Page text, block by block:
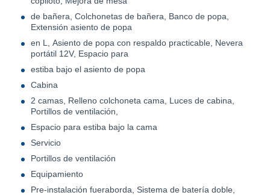
de bañera, Colchonetas de bañera, Banco de popa,
Extensión asiento de popa
en L, Asiento de popa con respaldo practicable, Nevera
portátil 12V, Espacio para
estiba bajo el asiento de popa
Cabina
2 camas, Relleno colchoneta cama, Luces de cabina,
Portillos de ventilación,
Espacio para estiba bajo la cama
Servicio
Portillos de ventilación
Equipamiento
Pre-instalación fueraborda, Sistema de batería doble,